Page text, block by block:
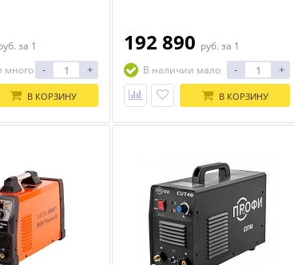
за 1
много
- +
В КОРЗИНУ
192 890 руб. за 1
В наличии мало
- +
В КОРЗИНУ